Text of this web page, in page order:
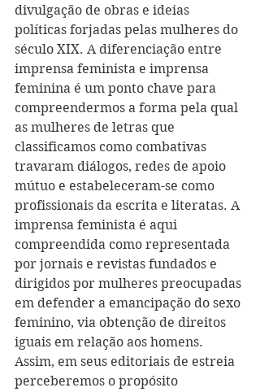
divulgação de obras e ideias
políticas forjadas pelas mulheres do
século XIX. A diferenciação entre
imprensa feminista e imprensa
feminina é um ponto chave para
compreendermos a forma pela qual
as mulheres de letras que
classificamos como combativas
travaram diálogos, redes de apoio
mútuo e estabeleceram-se como
profissionais da escrita e literatas. A
imprensa feminista é aqui
compreendida como representada
por jornais e revistas fundados e
dirigidos por mulheres preocupadas
em defender a emancipação do sexo
feminino, via obtenção de direitos
iguais em relação aos homens.
Assim, em seus editoriais de estreia
perceberemos o propósito